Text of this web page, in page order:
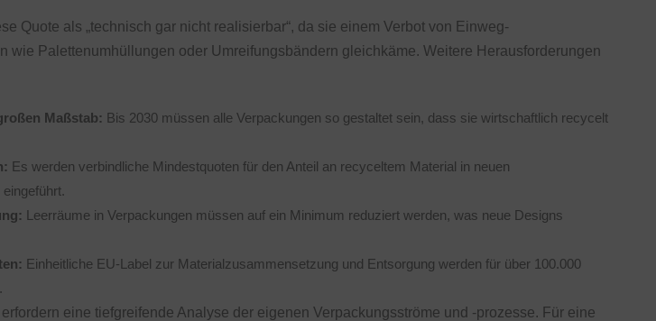
Quote als „technisch gar nicht realisierbar“, da sie einem Verbot von Einweg-
wie Palettenumhüllungen oder Umreifungsbändern gleichkäme. Weitere Herausforderungen
Maßstab: Bis 2030 müssen alle Verpackungen so gestaltet sein, dass sie wirtschaftlich recycelt
Es werden verbindliche Mindestquoten für den Anteil an recyceltem Material in neuen
Leerräume in Verpackungen müssen auf ein Minimum reduziert werden, was neue Designs
Einheitliche EU-Label zur Materialzusammensetzung und Entsorgung werden für über 100.000
eine tiefgreifende Analyse der eigenen Verpackungsströme und -prozesse. Für eine